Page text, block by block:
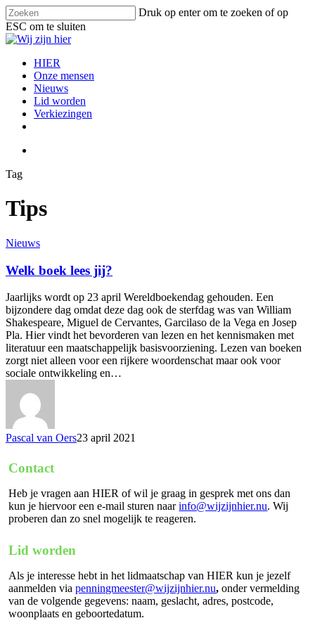
Skip
to
main
content
Druk op enter om te zoeken of op
ESC om te sluiten
Close
search
Menu
HIER
Onze mensen
Nieuws
Lid worden
Verkiezingen
Tag
Tips
Welk
lees
jij?
Nieuws
Welk boek lees jij?
Jaarlijks wordt op 23 april Wereldboekendag gehouden. Een
bijzondere dag omdat deze dag ook de sterfdag was van William
Shakespeare, Miguel de Cervantes, Garcilaso de la Vega en Josep
Pla. Hier vindt het bevorderen van lezen en het kennismaken met
literatuur een maatschappelijk basisvoorziening. Lezen van boeken
zorgt niet alleen voor een rijkere woordenschat maar ook voor
sociale ontwikkeling en…
Pascal van Oers23 april 2021
Contact
Heb je vragen aan HIER of wil je graag in gesprek met ons dan
kun je hiervoor een e-mail sturen naarinfo@wijzijnhier.nu. Wij
proberen dan zo snel mogelijk te reageren.
Lid worden
Als je interesse hebt in het lidmaatschap van HIER kun je jezelf
aanmelden viapenningmeester@wijzijnhier.nu, onder vermelding
van de volgende gegevens: naam, geslacht, adres, postcode,
woonplaats en geboortedatum.